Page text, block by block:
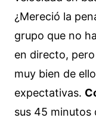
¿Mereció la
grupo que no
en directo,
muy bien de
expectativas.
sus 45 minutos